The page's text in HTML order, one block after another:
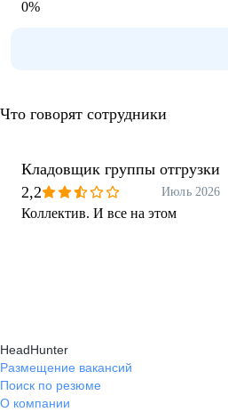
0%
Что говорят сотрудники
Кладовщик группы отгрузки
2,2
Июль 2026
Коллектив. И все на этом
HeadHunter
Размещение вакансий
Поиск по резюме
О компании